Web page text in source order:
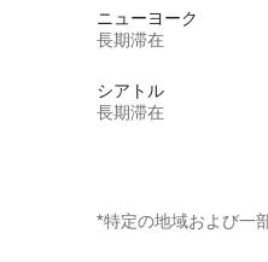
ニューヨーク
長期滞在
シアトル
長期滞在
*特定の地域および一